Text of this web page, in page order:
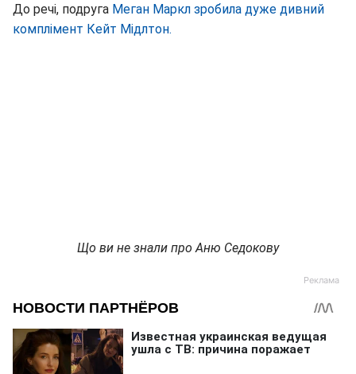
До речі, подруга Меган Маркл зробила дуже дивний
комплімент Кейт Мідлтон.
Що ви не знали про Аню Седокову